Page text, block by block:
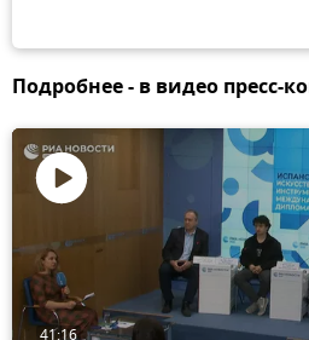
Подробнее - в видео пресс-
41:16